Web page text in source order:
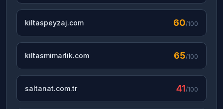
kiltaspeyzaj.com 60/100
kiltasmimarlik.com 65/100
saltanat.com.tr 41/100